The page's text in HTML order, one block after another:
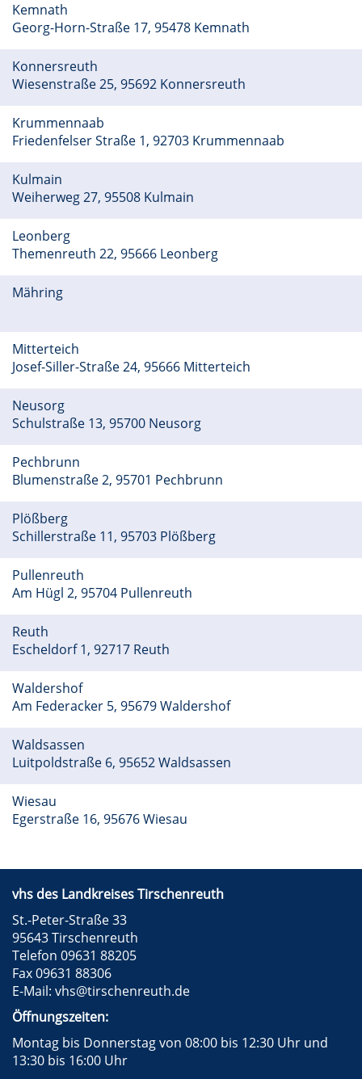
Kemnath
Georg-Horn-Straße 17, 95478 Kemnath
Konnersreuth
Wiesenstraße 25, 95692 Konnersreuth
Krummennaab
Friedenfelser Straße 1, 92703 Krummennaab
Kulmain
Weiherweg 27, 95508 Kulmain
Leonberg
Themenreuth 22, 95666 Leonberg
Mähring
Mitterteich
Josef-Siller-Straße 24, 95666 Mitterteich
Neusorg
Schulstraße 13, 95700 Neusorg
Pechbrunn
Blumenstraße 2, 95701 Pechbrunn
Plößberg
Schillerstraße 11, 95703 Plößberg
Pullenreuth
Am Hügl 2, 95704 Pullenreuth
Reuth
Escheldorf 1, 92717 Reuth
Waldershof
Am Federacker 5, 95679 Waldershof
Waldsassen
Luitpoldstraße 6, 95652 Waldsassen
Wiesau
Egerstraße 16, 95676 Wiesau
vhs des Landkreises Tirschenreuth
St.-Peter-Straße 33
95643 Tirschenreuth
Telefon 09631 88205
Fax 09631 88306
E-Mail: vhs@tirschenreuth.de
Öffnungszeiten:
Montag bis Donnerstag von 08:00 bis 12:30 Uhr und
13:30 bis 16:00 Uhr